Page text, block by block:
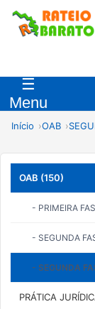
☰
Menu
Início OAB
OAB (150)
- PRIMEIRA
- SEGUNDA
- SEGUNDA
PRÁTICA